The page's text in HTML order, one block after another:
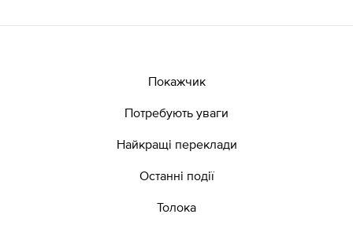
Покажчик
Потребують уваги
Найкращі переклади
Останні події
Толока